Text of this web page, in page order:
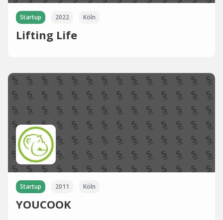
Startup 2022 Köln
Lifting Life
Startup 2011 Köln
YOUCOOK